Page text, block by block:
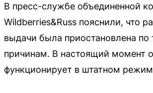
В пресс-службе объединенной
Wildberries&Russ пояснили, что
выдачи была приостановлена по
причинам. В настоящий момент
функционирует в штатном